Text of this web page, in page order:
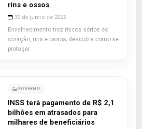
rins e ossos
30 de junho de 2026
Envelhecimento traz riscos sérios ao
coração, rins e ossos; descubra como se
proteger.
GOVERNO
INSS terá pagamento de R$ 2,1
bilhões em atrasados para
milhares de beneficiários